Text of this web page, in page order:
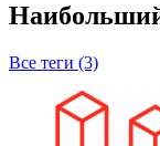
Все теги (3)